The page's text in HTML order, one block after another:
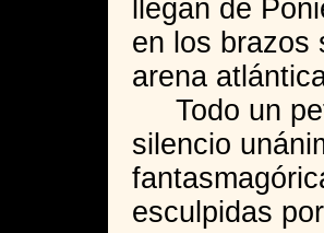
llegan de
en los brazos
arena
Todo un
silencio
esculpidas